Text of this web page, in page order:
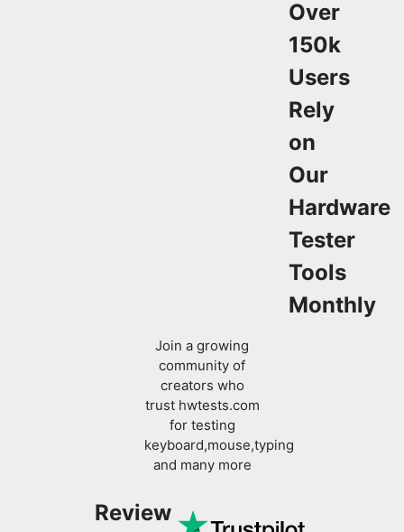
Over
150k
Users
Rely
on
Our
Hardware
Tester
Tools
Monthly
Join a growing
community of
creators who
trust hwtests.com
for testing
keyboard,mouse,typing
and many more
Review